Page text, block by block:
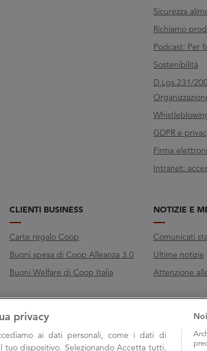
Sicurezza
Richiamo
Podcast: Per
Sostenibilità
D.Lgs.231/
GDPR e
Firma
Intranet:
CLIENTI BUSINESS
Carte regalo Coop
Buoni spesa di Coop Alleanza 3.0
Buoni Welfare di Coop Italia
NOTIZIE E
Comunicati
Ultime notizie
Attenzione
privacy
ai dati personali, come i dati di
tuo dispositivo. Selezionando Accetta tutti,